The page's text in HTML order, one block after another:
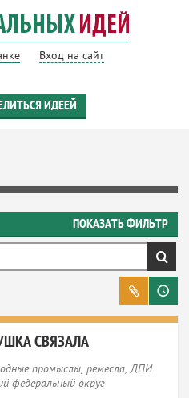
Вход на сайт
ИДЕЕЙ
ПОКАЗАТЬ ФИЛЬТР
СВЯЗАЛА
промыслы, ремесла, ДПИ
федеральный округ